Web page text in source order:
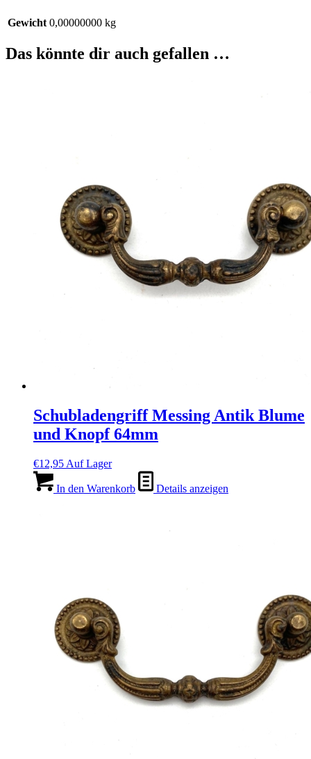
Gewicht 0,00000000 kg
Das könnte dir auch gefallen …
Schubladengriff Messing Antik Blume
und Knopf 64mm
€12,95 Auf Lager
In den Warenkorb Details anzeigen